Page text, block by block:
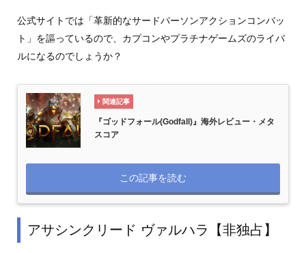
公式サイトでは「革新的なサードパーソンアクションコンバッ
ト」を謳っているので、カプコンやプラチナゲームズのライバ
ルになるのでしょうか？
関連記事
『ゴッドフォール(Godfall)』海外レビュー・メタ
スコア
この記事を読む
アサシンクリード ヴァルハラ【非独占】